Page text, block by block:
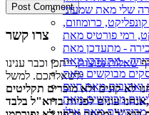
שלי מאת שמעוני
כרומוזום,
ואהובים מאת חיים
מבוקשים מאת אילן
צרו קשר
שאלות נפוצות, ייתכן וכבר ענינו
לשאלתכם. למשל:
אנחנו עונים לפניות בדוא"ל בלבד,